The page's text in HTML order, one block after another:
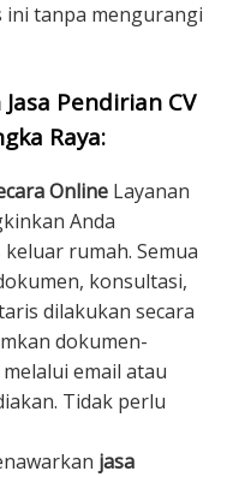
ini tanpa mengurangi
Pendirian CV
Raya:
Online Layanan
Anda
rumah. Semua
konsultasi,
dilakukan secara
dokumen-
email atau
Tidak perlu
jasa